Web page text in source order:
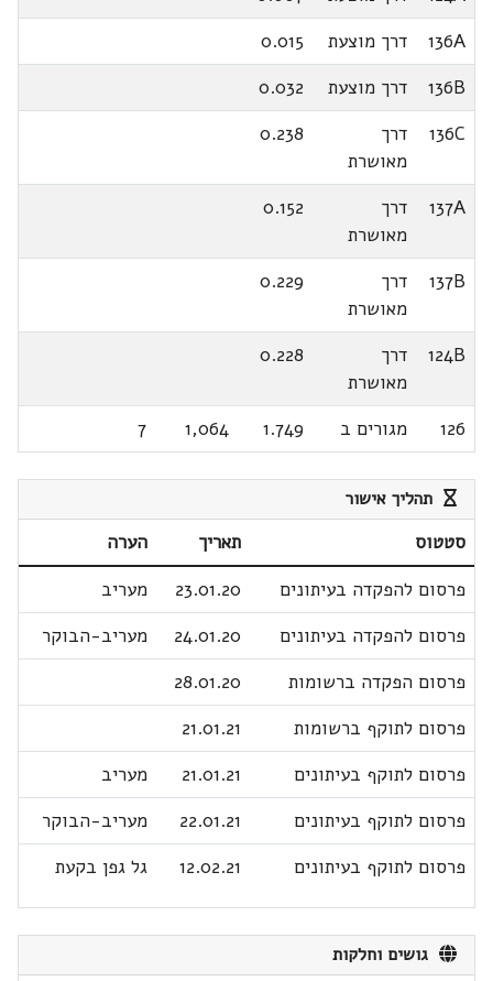
136A
דרך מוצעת
0.015
136B
דרך מוצעת
0.032
136C
דרך
מאושרת
0.238
137A
דרך
מאושרת
0.152
137B
דרך
מאושרת
0.229
124B
דרך
מאושרת
0.228
126 מגורים ב 1.749
1,064
7
תהליך אישור
סטטוס תאריך
הערה
פרסום להפקדה בעיתונים
23.01.20
מעריב
פרסום להפקדה בעיתונים
24.01.20
מעריב-הבוקר
פרסום הפקדה ברשומות
28.01.20
פרסום לתוקף ברשומות
21.01.21
פרסום לתוקף בעיתונים
21.01.21
מעריב
פרסום לתוקף בעיתונים
22.01.21
מעריב-הבוקר
פרסום לתוקף בעיתונים
12.02.21 גל גפן בקעת
גושים וחלקות